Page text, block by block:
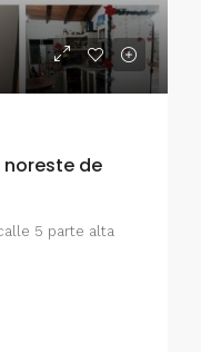
noreste de
5 parte alta